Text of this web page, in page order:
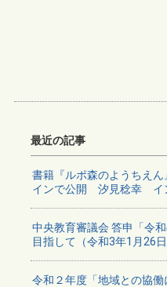
最近の記事
書籍『ルポ森のようちえ
インで公開 汐見稔幸 イ
中央教育審議会 答申「令
目指して（令和3年1月26日
令和２年度「地域との協